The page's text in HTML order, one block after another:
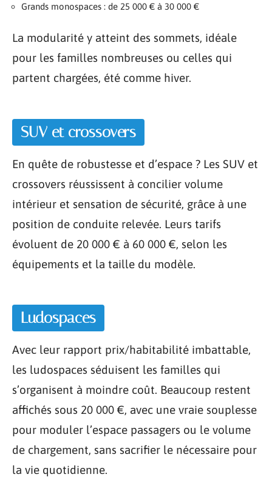
Grands monospaces : de 25 000 € à 30 000 €
La modularité y atteint des sommets, idéale
pour les familles nombreuses ou celles qui
partent chargées, été comme hiver.
SUV et crossovers
En quête de robustesse et d’espace ? Les SUV et
crossovers réussissent à concilier volume
intérieur et sensation de sécurité, grâce à une
position de conduite relevée. Leurs tarifs
évoluent de 20 000 € à 60 000 €, selon les
équipements et la taille du modèle.
Ludospaces
Avec leur rapport prix/habitabilité imbattable,
les ludospaces séduisent les familles qui
s’organisent à moindre coût. Beaucoup restent
affichés sous 20 000 €, avec une vraie souplesse
pour moduler l’espace passagers ou le volume
de chargement, sans sacrifier le nécessaire pour
la vie quotidienne.